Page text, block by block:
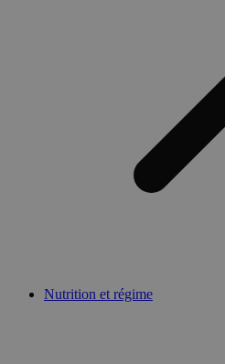
Nutrition et régime